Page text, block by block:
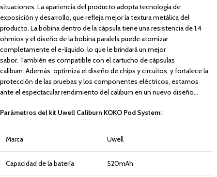
situaciones. La apariencia del producto adopta tecnología de
exposición y desarrollo, que refleja mejor la textura metálica del
producto. La bobina dentro de la cápsula tiene una resistencia de 1.4
ohmios y el diseño de la bobina paralela puede atomizar
completamente el e-líquido, lo que le brindará un mejor
sabor. También es compatible con el cartucho de cápsulas
caliburn. Además, optimiza el diseño de chips y circuitos, y fortalece la
protección de las pruebas y los componentes eléctricos, estamos
ante el espectacular rendimiento del caliburn en un nuevo diseño…
Parámetros del kit Uwell Caliburn KOKO Pod System:
Marca Uwell
Capacidad de la batería 520mAh